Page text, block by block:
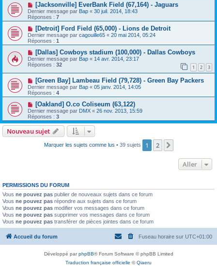
[Jacksonville] EverBank Field (67,164) - Jaguars
Dernier message par Bap « 30 juil. 2014, 18:43
Réponses : 7
[Detroit] Ford Field (65,000) - Lions de Detroit
Dernier message par cagouille65 « 20 mai 2014, 05:24
Réponses : 1
[Dallas] Cowboys stadium (100,000) - Dallas Cowboys
Dernier message par Bap « 14 avr. 2014, 23:17
Réponses : 32 1 2 3
[Green Bay] Lambeau Field (79,728) - Green Bay Packers
Dernier message par Bap « 05 janv. 2014, 14:05
Réponses : 4
[Oakland] O.co Coliseum (63,122)
Dernier message par DMX « 26 nov. 2013, 15:59
Réponses : 3
Nouveau sujet
Marquer les sujets comme lus • 39 sujets 1 2
Aller
PERMISSIONS DU FORUM
Vous ne pouvez pas publier de nouveaux sujets dans ce forum
Vous ne pouvez pas répondre aux sujets dans ce forum
Vous ne pouvez pas modifier vos messages dans ce forum
Vous ne pouvez pas supprimer vos messages dans ce forum
Vous ne pouvez pas transférer de pièces jointes dans ce forum
Accueil du forum Fuseau horaire sur UTC+01:00
Développé parphpBB® Forum Software © phpBB Limited
Traduction française officielle ©Qiaeru